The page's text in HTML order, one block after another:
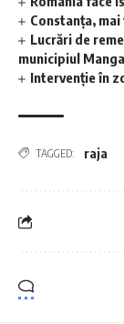
Constanța,
Lucrări de
municipiul
Intervenție în
TAGGED: raja